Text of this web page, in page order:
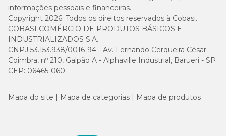
informações pessoais e financeiras.
Copyright 2026. Todos os direitos reservados à Cobasi.
COBASI COMÉRCIO DE PRODUTOS BÁSICOS E
INDUSTRIALIZADOS S.A.
CNPJ 53.153.938/0016-94 - Av. Fernando Cerqueira César
Coimbra, nº 210, Galpão A - Alphaville Industrial, Barueri - SP
CEP: 06465-060
Mapa do site Mapa de categorias Mapa de produtos